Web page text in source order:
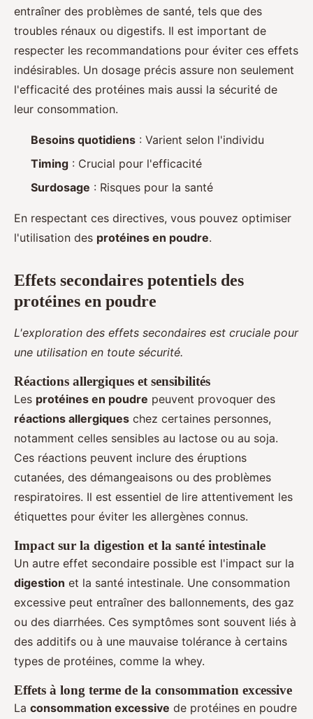
entraîner des problèmes de santé, tels que des
troubles rénaux ou digestifs. Il est important de
respecter les recommandations pour éviter ces effets
indésirables. Un dosage précis assure non seulement
l'efficacité des protéines mais aussi la sécurité de
leur consommation.
Besoins quotidiens : Varient selon l'individu
Timing : Crucial pour l'efficacité
Surdosage : Risques pour la santé
En respectant ces directives, vous pouvez optimiser
l'utilisation des protéines en poudre.
Effets secondaires potentiels des
protéines en poudre
L'exploration des effets secondaires est cruciale pour
une utilisation en toute sécurité.
Réactions allergiques et sensibilités
Les protéines en poudre peuvent provoquer des
réactions allergiques chez certaines personnes,
notamment celles sensibles au lactose ou au soja.
Ces réactions peuvent inclure des éruptions
cutanées, des démangeaisons ou des problèmes
respiratoires. Il est essentiel de lire attentivement les
étiquettes pour éviter les allergènes connus.
Impact sur la digestion et la santé intestinale
Un autre effet secondaire possible est l'impact sur la
digestion et la santé intestinale. Une consommation
excessive peut entraîner des ballonnements, des gaz
ou des diarrhées. Ces symptômes sont souvent liés à
des additifs ou à une mauvaise tolérance à certains
types de protéines, comme la whey.
Effets à long terme de la consommation excessive
La consommation excessive de protéines en poudre